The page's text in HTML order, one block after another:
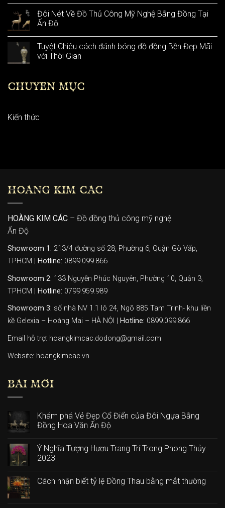
Đôi Nét Về Đồ Thủ Công Mỹ Nghệ Bằng Đồng Tại
Ấn Độ
Tuyệt Chiêu cách đánh bóng đồ đồng Bền Đẹp Mãi
với Thời Gian
CHUYÊN MỤC
Kiến thức
HOÀNG KIM CÁC
HOÀNG KIM CÁC – Đồ đồng thủ công mỹ nghệ
Ấn Độ
Showroom 1: 213/4 đường số 28, Phường 6, Quận Gò Vấp,
TPHCM |
Hotline: 0899.099.866
Showroom 2: 133 Nguyễn Phúc Nguyên, Phường 10, Quận 3,
TPHCM |
Hotline: 0799.959.989
Showroom 3: số nhà NV 1.1 lô 24, Ngõ 885 Tam Trinh- khu liền
kề Gelexia – Hoàng Mai – HÀ NỘI |
Hotline: 0899.099.866
Email hỗ trợ: hoangkimcac.dodong@gmail.com
Website: hoangkimcac.vn
BÀI MỚI
Khám phá Vẻ Đẹp Cổ Điển của Đôi Ngựa Bằng
Đồng Hoa Văn Ấn Độ
Ý Nghĩa Tượng Hươu Trang Trí Trong Phong Thủy
2023
Cách nhận biết tỷ lệ Đồng Thau bằng mắt thường